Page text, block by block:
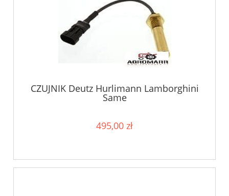
CZUJNIK Deutz Hurlimann Lamborghini
Same
495,00 zł